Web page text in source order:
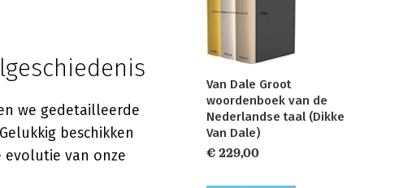
we gedetailleerde
beschikken
evolutie van onze
Van Dale Groot
woordenboek van de
Nederlandse taal (Dikke
Van Dale)
€ 229,00